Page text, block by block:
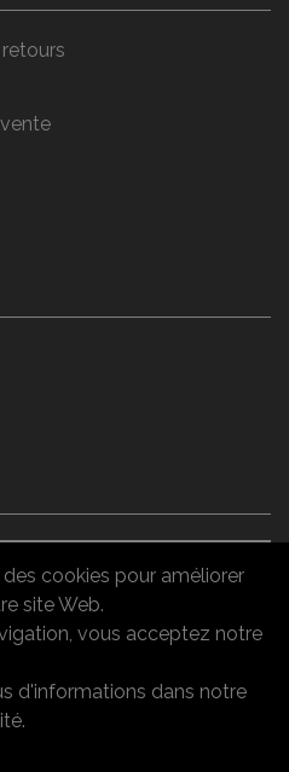
nos
cookies pour améliorer
site Web.
vous acceptez notre
d'informations dans notre